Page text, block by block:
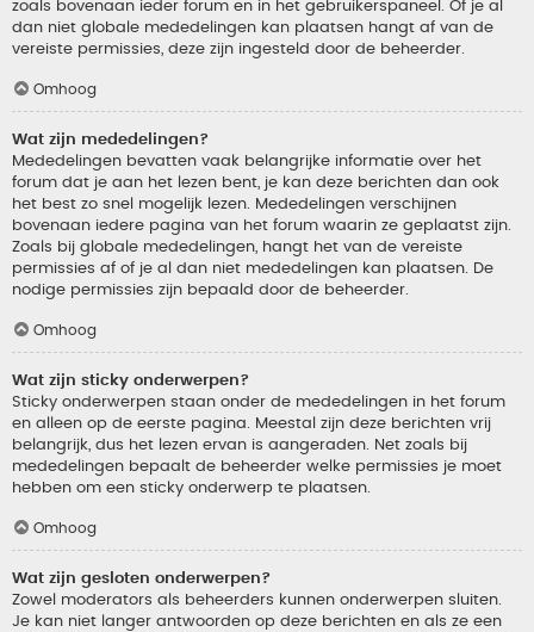
zoals bovenaan ieder forum en in het gebruikerspaneel. Of je al
dan niet globale mededelingen kan plaatsen hangt af van de
vereiste permissies, deze zijn ingesteld door de beheerder.
Omhoog
Wat zijn mededelingen?
Mededelingen bevatten vaak belangrijke informatie over het
forum dat je aan het lezen bent, je kan deze berichten dan ook
het best zo snel mogelijk lezen. Mededelingen verschijnen
bovenaan iedere pagina van het forum waarin ze geplaatst zijn.
Zoals bij globale mededelingen, hangt het van de vereiste
permissies af of je al dan niet mededelingen kan plaatsen. De
nodige permissies zijn bepaald door de beheerder.
Omhoog
Wat zijn sticky onderwerpen?
Sticky onderwerpen staan onder de mededelingen in het forum
en alleen op de eerste pagina. Meestal zijn deze berichten vrij
belangrijk, dus het lezen ervan is aangeraden. Net zoals bij
mededelingen bepaalt de beheerder welke permissies je moet
hebben om een sticky onderwerp te plaatsen.
Omhoog
Wat zijn gesloten onderwerpen?
Zowel moderators als beheerders kunnen onderwerpen sluiten.
Je kan niet langer antwoorden op deze berichten en als ze een